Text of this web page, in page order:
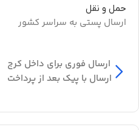
حمل و نقل
ارسال پستی به سراسر کشور
ارسال فوری برای داخل کرج
ارسال با پیک بعد از پرداخت